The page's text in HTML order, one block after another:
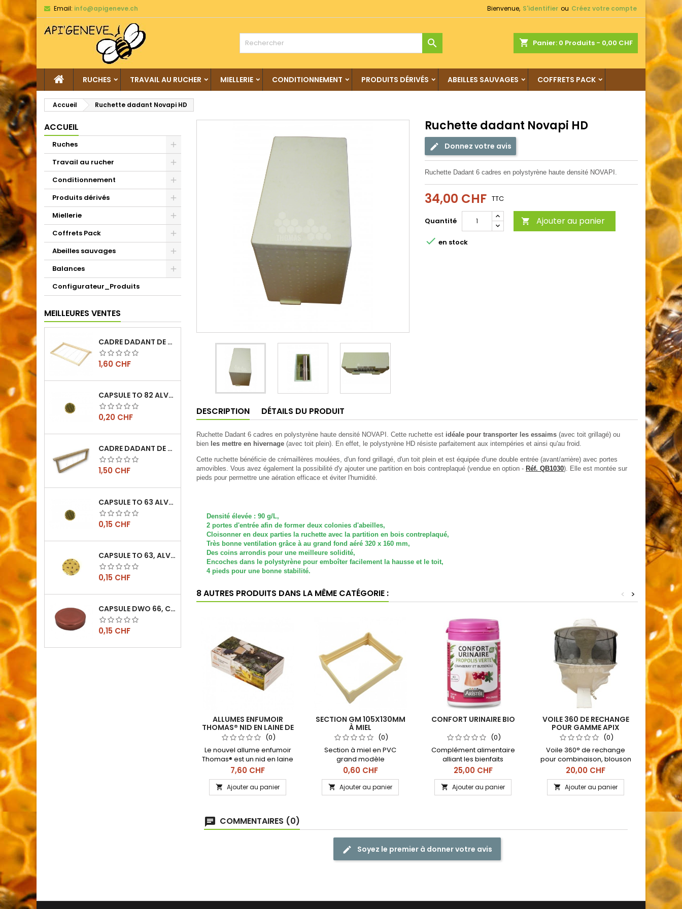
Email: info@apigeneve.ch Bienvenue, S'identifier ou Créez votre compte
shopping_cart Panier: 0 Produits - 0,00 CHF

RUCHES TRAVAIL AU RUCHER MIELLERIE CONDITIONNEMENT PRODUITS DÉRIVÉS ABEILLES SAUVAGES COFFRETS PACK
Accueil Ruchette dadant Novapi HD
ACCUEIL
Ruches
Travail au rucher
Conditionnement
Produits dérivés
Miellerie
Coffrets Pack
Abeilles sauvages
Balances
Configurateur_Produits
MEILLEURES VENTES
CADRE DADANT DE CORPS FILÉ VERTICAL
Prix
1,60 CHF
CAPSULE TO 82 ALVÉOLES
Prix
0,20 CHF
CADRE DADANT DE HAUSSE FILÉ VERTICAL
Prix
1,50 CHF
CAPSULE TO 63 ALVÉOLES
Prix
0,15 CHF
CAPSULE TO 63, ALVÉOLES ABEILLES, L'UNITÉ
Prix
0,15 CHF
CAPSULE DWO 66, CUIVRE
Prix
0,15 CHF
Ruchette dadant Novapi HD
Donnez votre avis
Ruchette Dadant 6 cadres en polystyrène haute densité NOVAPI.
34,00 CHF TTC
Quantité  Ajouter au panier
 en stock
DESCRIPTION DÉTAILS DU PRODUIT
Ruchette Dadant 6 cadres en polystyrène haute densité NOVAPI. Cette ruchette est idéale pour transporter les essaims (avec toit grillagé) ou
bien les mettre en hivernage (avec toit plein). En effet, le polystyrène HD résiste parfaitement aux intempéries et ainsi qu'au froid.
Cette ruchette bénéficie de crémaillères moulées, d'un fond grillagé, d'un toit plein et est équipée d'une double entrée (avant/arrière) avec portes
amovibles. Vous avez également la possibilité d'y ajouter une partition en bois contreplaqué (vendue en option - Réf. QB1030). Elle est montée sur
pieds pour permettre une aération efficace et éviter l'humidité.
Densité élevée : 90 g/L,
2 portes d'entrée afin de former deux colonies d'abeilles,
C loisonner en deux parties la ruchette avec la partition en bois contreplaqué,
Très bonne ventilation grâce à au grand fond aéré 320 x 160 mm,
Des coins arrondis pour une meilleure solidité,
Encoches dans le polystyrène pour emboîter facilement la hausse et le toit,
4 pieds pour une bonne stabilité.
8 AUTRES PRODUITS DANS LA MÊME CATÉGORIE : >
<
ALLUMES ENFUMOIR
THOMAS® NID EN LAINE DE
BOIS (BOÎTE 24 PIÈCES)
(0)
Le nouvel allume enfumoir
Thomas® est un nid en laine
de bois paraffinée très
pratique pour démarrer la
combustion dans votre
enfumoir.
Prix
7,60 CHF
 Ajouter au panier
SECTION GM 105X130MM
À MIEL
(0)
Section à miel en PVC
grand modèle
Prix
0,60 CHF
 Ajouter au panier
CONFORT URINAIRE BIO
(0)
Complément alimentaire
alliant les bienfaits
reconnus de la cranberry,
de la busserole et de la
propolis verte de baccharis
Prix
25,00 CHF
 Ajouter au panier
VOILE 360 DE RECHANGE
POUR GAMME APIX
(0)
Voile 360° de rechange
pour combinaison, blouson
et vareuse de la gamme
Aix-Pro®.
Prix
20,00 CHF
 Ajouter au panier
Ce
soin
pour le

COMMENTAIRES (0)
Soyez le premier à donner votre avis